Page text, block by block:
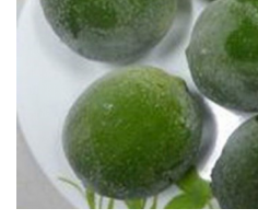
Du lịch
Tư vấn
check-in